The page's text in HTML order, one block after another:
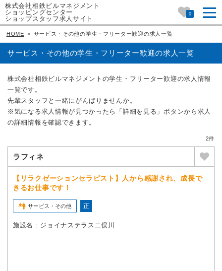
株式会社相鉄ビルマネジメント
ショッピングセンター
ショップスタッフ求人サイト
0
HOME > サービス・その他の学生・フリーター歓迎の求人一覧
サービス・その他の学生・フリーター歓迎の求人一覧
株式会社相鉄ビルマネジメントの学生・フリーター歓迎の求人情報
一覧です。
先輩スタッフと一緒にがんばりませんか。
※気になる求人情報が見つかったら「詳細を見る」ボタンから求人
の詳細情報を確認できます。
2件
ラフィネ
【リラクゼーションセラピスト】人から感謝され、成長で
きるお仕事です！
サービス・その他 正
施設名 : ジョイナステラス二俣川